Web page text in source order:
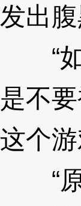
发出
“如
是不
这个
“原